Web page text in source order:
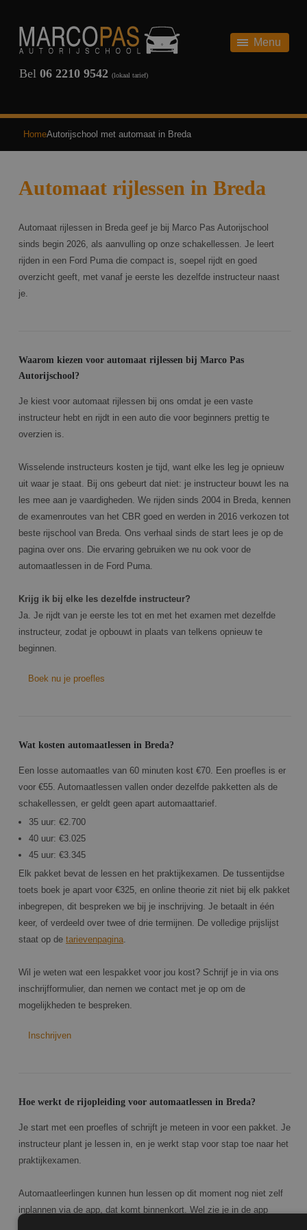
AUTORIJBEWIJS
THEORIE
AUTOMAAT
ONZE TARIEVEN
OVER ONS
NIEUWS
CONTACT
INSCHRIJVEN
Bel 06 2210 9542 (lokaal tarief)
Menu
HomeAutorijschool met automaat in Breda
Automaat rijlessen in Breda
Automaat rijlessen in Breda geef je bij Marco Pas Autorijschool
sinds begin 2026, als aanvulling op onze schakellessen. Je leert
rijden in een Ford Puma die compact is, soepel rijdt en goed
overzicht geeft, met vanaf je eerste les dezelfde instructeur naast
je.
Waarom kiezen voor automaat rijlessen bij Marco Pas
Autorijschool?
Je kiest voor automaat rijlessen bij ons omdat je een vaste
instructeur hebt en rijdt in een auto die voor beginners prettig te
overzien is.
Wisselende instructeurs kosten je tijd, want elke les leg je opnieuw
uit waar je staat. Bij ons gebeurt dat niet: je instructeur bouwt les na
les mee aan je vaardigheden. We rijden sinds 2004 in Breda, kennen
de examenroutes van het CBR goed en werden in 2016 verkozen tot
beste rijschool van Breda. Ons verhaal sinds de start lees je op de
pagina over ons. Die ervaring gebruiken we nu ook voor de
automaatlessen in de Ford Puma.
Krijg ik bij elke les dezelfde instructeur?
Ja. Je rijdt van je eerste les tot en met het examen met dezelfde
instructeur, zodat je opbouwt in plaats van telkens opnieuw te
beginnen.
Boek nu je proefles
Wat kosten automaatlessen in Breda?
Een losse automaatles van 60 minuten kost €70. Een proefles is er
voor €55. Automaatlessen vallen onder dezelfde pakketten als de
schakellessen, er geldt geen apart automaattarief.
35 uur: €2.700
40 uur: €3.025
45 uur: €3.345
Elk pakket bevat de lessen en het praktijkexamen. De tussentijdse
toets boek je apart voor €325, en online theorie zit niet bij elk pakket
inbegrepen, dit bespreken we bij je inschrijving. Je betaalt in één
keer, of verdeeld over twee of drie termijnen. De volledige prijslijst
staat op de tarievenpagina.
Wil je weten wat een lespakket voor jou kost? Schrijf je in via ons
inschrijfformulier, dan nemen we contact met je op om de
mogelijkheden te bespreken.
Inschrijven
Hoe werkt de rijopleiding voor automaatlessen in Breda?
Je start met een proefles of schrijft je meteen in voor een pakket. Je
instructeur plant je lessen in, en je werkt stap voor stap toe naar het
praktijkexamen.
Automaatleerlingen kunnen hun lessen op dit moment nog niet zelf
inplannen via de app, dat komt binnenkort. Wel zie je in de app